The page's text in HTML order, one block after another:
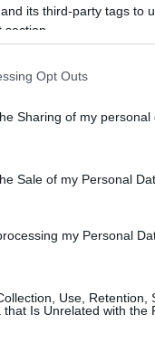
its third-party tags to
Opt Outs
Sharing of my personal
Sale of my Personal
my Personal
Use, Retention,
Is Unrelated with the